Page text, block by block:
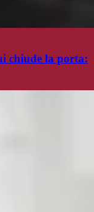
chiude la porta: